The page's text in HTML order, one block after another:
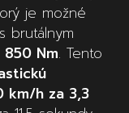
je možné
brutálnym
850 Nm. Tento
km/h za 3,3